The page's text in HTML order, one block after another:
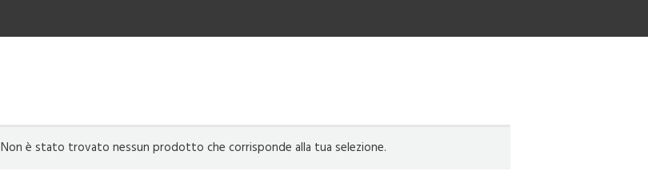
Non è stato trovato nessun prodotto che corrisponde alla tua selezione.